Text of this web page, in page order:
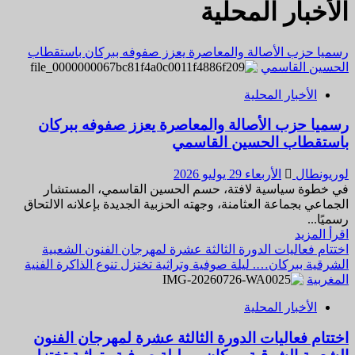
الأخبار المحلية
رسميا حزب الأصالة والمعاصرة يعزز صفوفه ببركان باستقطاب
الحسين القاسمي
الأخبار المحلية
رسميا حزب الأصالة والمعاصرة يعزز صفوفه ببركان
باستقطاب الحسين القاسمي
لوريونطال
الأربعاء 29 يوليو 2026
في خطوة سياسية لافتة، حسم الحسين القاسمي، المستشار
الجماعي بجماعة العثامنة، وجهته الحزبية الجديدة بإعلانه الالتحاق
رسميًا...
اقرأ المزيد
المزيد
عن
رسميا
الأصالة
يعزز
اختتام فعاليات الدورة الثالثة عشرة لمهرجان الفنون الشعبية
الشرقية ببركان…. ليلة صوفية وتراثية تختزل تنوع الذاكرة الفنية
المغربية
الأخبار المحلية
اختتام فعاليات الدورة الثالثة عشرة لمهرجان الفنون